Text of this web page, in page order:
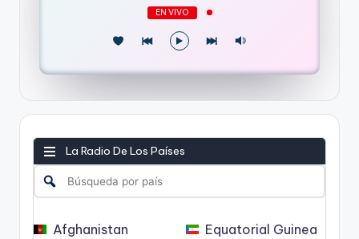
EN VIVO
La Radio De Los Países
Afghanistan Equatorial Guinea